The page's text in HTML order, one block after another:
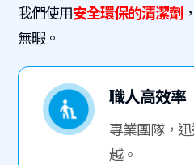
我們使用安全環保的清潔劑
無暇。
職人高效率
專業團隊，
越。